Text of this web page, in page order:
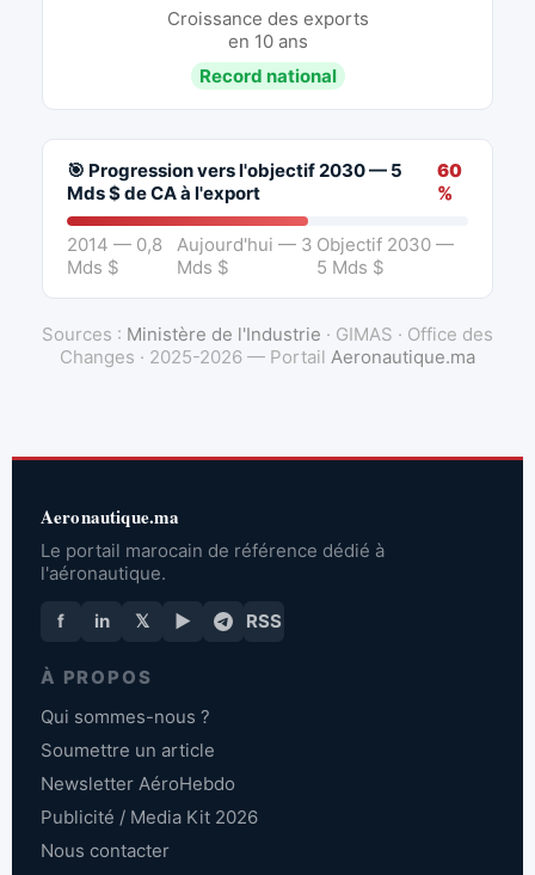
Croissance des exports
en 10 ans
Record national
🎯 Progression vers l'objectif 2030 — 5
Mds $ de CA à l'export
60
%
2014 — 0,8
Mds $
Aujourd'hui — 3
Mds $
Objectif 2030 —
5 Mds $
Sources : Ministère de l'Industrie · GIMAS · Office des
Changes · 2025-2026 — Portail Aeronautique.ma
Aeronautique.ma
Le portail marocain de référence dédié à
l'aéronautique.
f in 𝕏 ▶ RSS
À PROPOS
Qui sommes-nous ?
Soumettre un article
Newsletter AéroHebdo
Publicité / Media Kit 2026
Nous contacter